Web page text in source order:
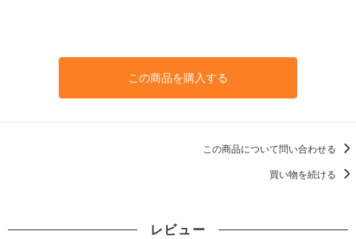
この商品を購入する
この商品について問い合わせる
買い物を続ける
レビュー